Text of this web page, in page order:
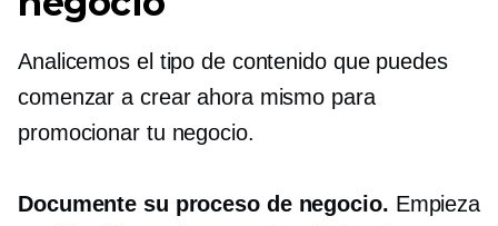
Analicemos el tipo de contenido que puedes
comenzar a crear ahora mismo para
promocionar tu negocio.
Documente su proceso de negocio. Empieza